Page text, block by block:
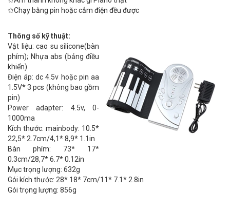
✩Chạy bằng pin hoặc cắm điện đều được
Thông số kỹ thuật:
Vật liệu: cao su silicone(bàn
phím); Nhựa abs (bảng điều
khiển)
Điện áp: dc 4.5v hoặc pin aa
1.5V* 3 pcs (không bao gồm
pin)
Power adapter: 4.5v, 0-
1000ma
Kích thước: mainbody: 10.5*
22,5* 2.7cm/4,1* 8,9* 1.1in
Bàn phím: 73* 17*
0.3cm/28,7* 6.7* 0.12in
Mục trọng lượng: 632g
Gói kích thước: 28* 18* 7cm/11* 7.1* 2.8in
Gói trọng lượng: 856g